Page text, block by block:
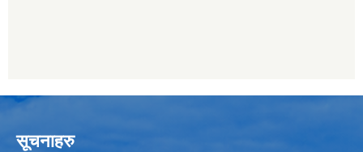
सूचनाहरु